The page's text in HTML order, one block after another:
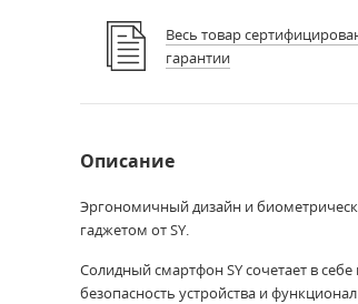
Весь товар
гарантии
Описание
Эргономичный дизайн и
гаджетом от SY.
Солидный смартфон SY сочетает в
безопасность устройства и